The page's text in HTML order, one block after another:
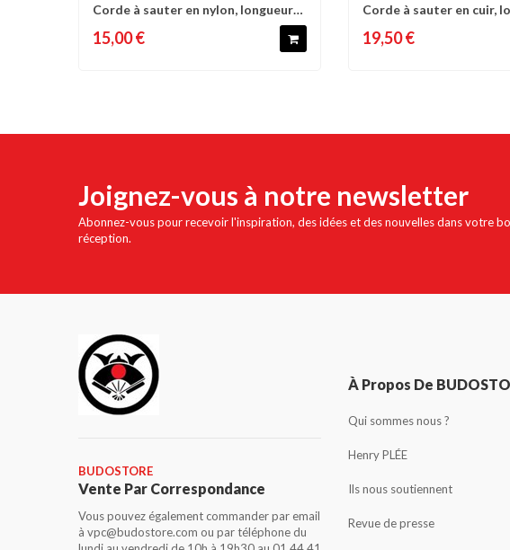
Comparer Liste d'envies
Corde à sauter en nylon, longueur
15,00 €
Comparer
Corde à sauter en cuir,
19,50 €
Joignez-vous à notre newsletter
Abonnez-vous pour recevoir l'inspiration, des idées et des nouvelles dans votre
réception.
BUDOSTORE
Vente Par Correspondance
Vous pouvez également commander par email
à vpc@budostore.com ou par téléphone du
À Propos De
Qui sommes nous ?
Henry PLÉE
Ils nous soutiennent
Revue de presse